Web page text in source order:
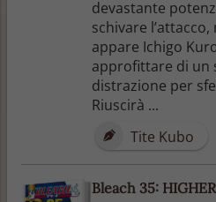
devastante
schivare
appare Ichigo
approfittare di un
distrazione per
Riuscirà ...
Tite Kubo
Bleach 35: